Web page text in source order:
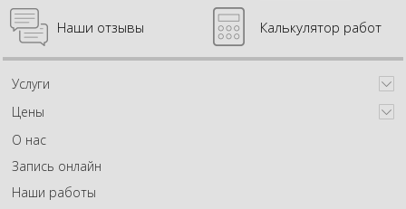
Наши отзывы Калькулятор работ
Услуги
Цены
О нас
Запись онлайн
Наши работы